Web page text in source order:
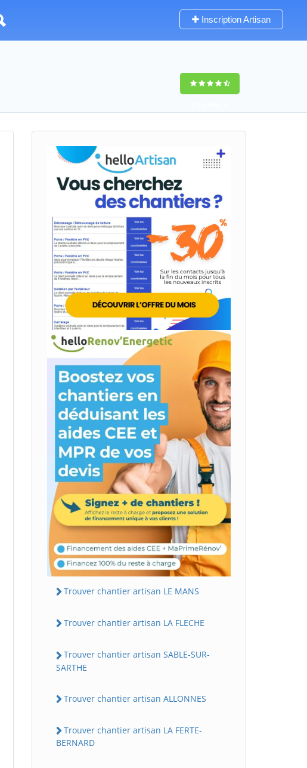
Inscription Artisan
Trouver chantier artisan LE MANS
Trouver chantier artisan LA FLECHE
Trouver chantier artisan SABLE-SUR-
SARTHE
Trouver chantier artisan ALLONNES
Trouver chantier artisan LA FERTE-
BERNARD